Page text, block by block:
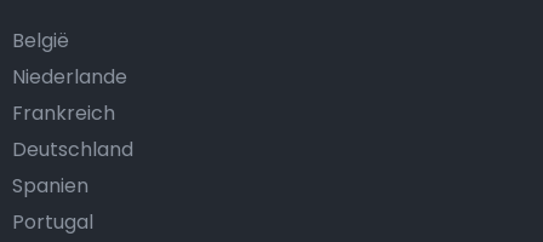
België
Niederlande
Frankreich
Deutschland
Spanien
Portugal